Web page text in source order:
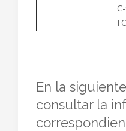
En la
consultar la